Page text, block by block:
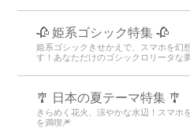
🥀 姫系ゴシック特集 🥀
姫系ゴシックきせかえで、スマホを幻
す！あなただけのゴシックロリータな
🎐 日本の夏テーマ特集 🎐
きらめく花火、涼やかな水辺！スマホ
を満喫🎆